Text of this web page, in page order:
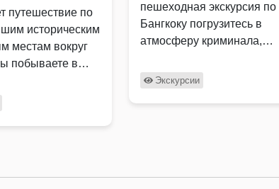
путешествие по
историческим
местам вокруг
побываете в
пешеходная экскурсия по
Бангкоку погрузитесь в
атмосферу криминала,
узнаете легенды о
призраках, …
Экскурсии